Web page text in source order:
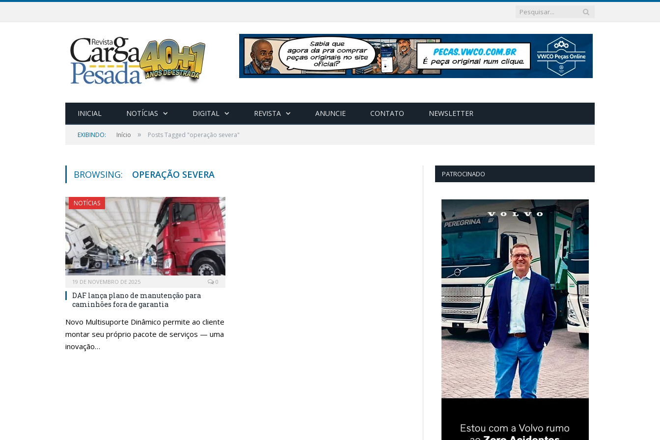
INICIAL NOTÍCIAS DIGITAL REVISTA ANUNCIE CONTATO NEWSLETTER
EXIBINDO: Início » Posts Tagged "operação severa"
BROWSING: OPERAÇÃO SEVERA
NOTÍCIAS
19 DE NOVEMBRO DE 2025 0
DAF lança plano de manutenção para
caminhões fora de garantia
Novo Multisuporte Dinâmico permite ao cliente
montar seu próprio pacote de serviços — uma
inovação…
PATROCINADO